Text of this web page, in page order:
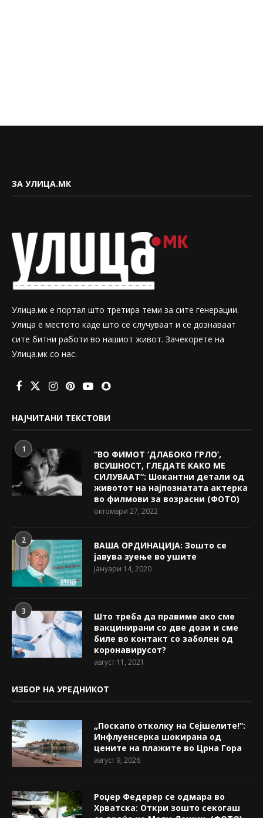
ЗА УЛИЦА.МК
Улица.мк е портал што третира теми за сите генерации.
Улица е местото каде што се случуваат и се дознаваат
сите битни работи во нашиот живот. Зачекорете на
Улица.мк со нас.
НАЈЧИТАНИ ТЕКСТОВИ
1
“ВО ФИМОТ ‘ДЛАБОКО ГРЛО’,
ВСУШНОСТ, ГЛЕДАТЕ КАКО МЕ
СИЛУВААТ“: Шокантни детали од
животот на најпознатата актерка
во филмови за возрасни (ФОТО)
октомври 27, 2022
2
ВАША ОРДИНАЦИЈА: Зошто се
јавува зуење во ушите
јануари 14, 2020
3
Што треба да правиме ако сме
вакцинирани со две дози и сме
биле во контакт со заболен од
коронавирусот?
август 11, 2021
ИЗБОР НА УРЕДНИКОТ
„Поскапо отколку на Сејшелите!“:
Инфлуенсерка шокирана од
цените на плажите во Црна Гора
август 9, 2026
Роџер Федерер се одмара во
Хрватска: Откри зошто секогаш